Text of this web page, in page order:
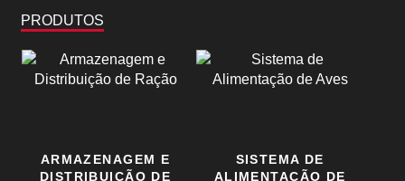
PRODUTOS
ARMAZENAGEM E
DISTRIBUIÇÃO DE
SISTEMA DE
ALIMENTAÇÃO DE